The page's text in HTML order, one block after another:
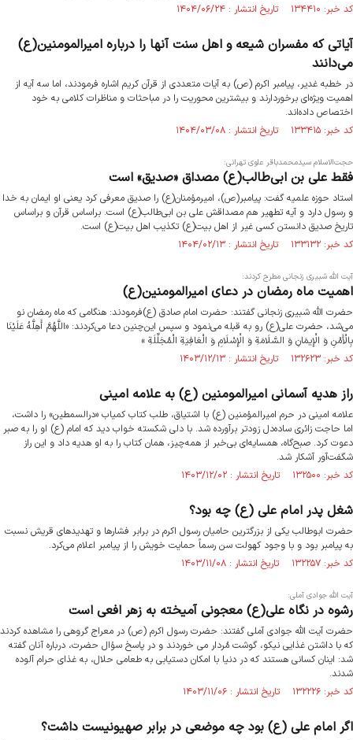
کد خبر: ۱۳۴۴۱۰ تاریخ انتشار : ۱۴۰۴/۰۶/۲۴
آیاتی که مفسران شیعه و اهل سنت آنها را درباره امیرالمومنین(ع)
می‌دانند
در خطبه غدیر، پیامبر اکرم (ص) به آیات متعددی از قرآن کریم اشاره فرمودند، اما سه آیه از
اهمیت ویژه‌ای برخوردارند و بیشترین محوریت را در مباحثات و مناظرات کلامی به خود
اختصاص داده‌اند.
کد خبر: ۱۳۳۴۱۵ تاریخ انتشار : ۱۴۰۴/۰۳/۰۸
حجت‌الاسلام سیدمحمدباقر علوی تهرانی:
فقط علی بن ابی‌طالب(ع) مصداق «صدیق» است
استاد حوزه علمیه گفت: پیامبر(ص)، امیرمؤمنان(ع) را صدیق معرفی کرد یعنی او ایمان به خدا
و رسول دارد و آیه تطهیر هم مصداقش علی بن ابی‌طالب(ع) است. براساس قرآن و براساس
تاریخ صدیق‌ دانستن کسی غیر از اهل بیت(ع) تکذیب اهل بیت(ع) است.
کد خبر: ۱۳۳۱۳۲ تاریخ انتشار : ۱۴۰۴/۰۲/۱۳
آیت الله شبیری زنجانی مطرح کردند:
اهمیت ماه رمضان در دعای امیرالمومنین(ع)
حضرت الله شبیری زنجانی گفتند: حضرت امام صادق (ع)فرمودند: هنگامی که ماه رمضان نو
می‌شد، حضرت علی(ع) رو به قبله می‌نمود و سپس این‌چنین دعا می‌کردند: «اللَّهُمَّ أَهِلَّهُ عَلَیْنَا
بِالْأَمْنِ وَ الْإِیمَانِ وَ السَّلَامَةِ وَ الْإِسْلَامِ وَ الْعَافِیَةِ الْمُجَلِّلَةِ »
کد خبر: ۱۳۲۶۲۳ تاریخ انتشار : ۱۴۰۳/۱۲/۱۳
راز هدیه آسمانی امیرالمومنین (ع) به علامه امینی
علامه امینی در حرم امیرالمؤمنین (ع) با اشتیاق، طلب کتاب کمیاب «درالسمطین» را داشت،
اما حاجت زائری ساده‌دل زودتر برآورده شد. با دلی شکسته خواب دید که امام (ع) او را به صبر
دعوت کرد. صبح‌گاه، همسایه‌ای بی‌خبر از همه‌چیز، همان کتاب را به او هدیه داد و این راز
شگفت‌آور آشکار شد.
کد خبر: ۱۳۲۵۰۰ تاریخ انتشار : ۱۴۰۳/۱۲/۰۲
شغل پدر امام علی (ع) چه بود؟
حضرت ابوطالب یکی از بزرگترین حامیان رسول اکرم در برابر فشارها و تهدیدهای قریش نسبت
به پیامبر بود و با وجود کهولت سن رسماً حمایت خویش را از پیامبر اعلام می‌کرد.
کد خبر: ۱۳۲۲۵۷ تاریخ انتشار : ۱۴۰۳/۱۱/۰۸
آیت الله جوادی آملی:
رشوه در نگاه علی(ع) معجونی آمیخته به زهر افعی است
حضرت آیت الله جوادی آملی گفتند: حضرت رسول اکرم (ص) در معراج گروهی را مشاهده کردند
که با داشتن غذایی نیکو، گوشت مُردار می خوردند و در پاسخ سؤال حضرت، درباره‌ آنان گفته
شد: اینان کسانی هستند که در دنیا با امکان دستیابی به طعامی حلال، به غذای حرام آلوده
شدند.
کد خبر: ۱۳۲۲۲۶ تاریخ انتشار : ۱۴۰۳/۱۱/۰۶
اگر امام علی (ع) بود چه موضعی در برابر صهیونیست داشت؟